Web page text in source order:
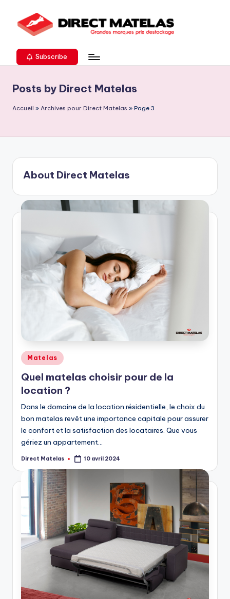
Subscribe
Posts by Direct Matelas
Accueil » Archives pour Direct Matelas » Page 3
About Direct Matelas
Matelas
Quel matelas choisir pour de la
location ?
Dans le domaine de la location résidentielle, le choix du
bon matelas revêt une importance capitale pour assurer
le confort et la satisfaction des locataires. Que vous
gériez un appartement…
Direct Matelas 10 avril 2024